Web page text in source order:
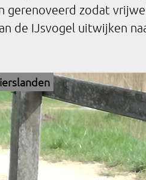
zodat
de IJsvogel uitwijken